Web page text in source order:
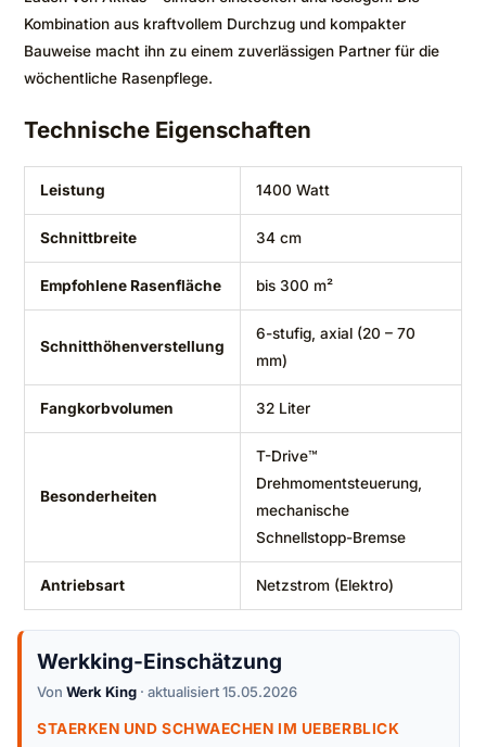
Kombination aus kraftvollem Durchzug und kompakter
Bauweise macht ihn zu einem zuverlässigen Partner für die
wöchentliche Rasenpflege.
Technische Eigenschaften
Leistung 1400 Watt
Schnittbreite 34 cm
Empfohlene Rasenfläche bis 300 m²
Schnitthöhenverstellung
6-stufig, axial (20 – 70
mm)
Fangkorbvolumen 32 Liter
Besonderheiten
T-Drive™
Drehmomentsteuerung,
mechanische
Schnellstopp-Bremse
Antriebsart Netzstrom (Elektro)
Werkking-Einschätzung
Von Werk King · aktualisiert 15.05.2026
STAERKEN UND SCHWAECHEN IM UEBERBLICK